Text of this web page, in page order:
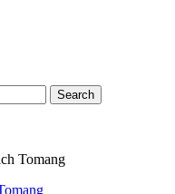
Tomang